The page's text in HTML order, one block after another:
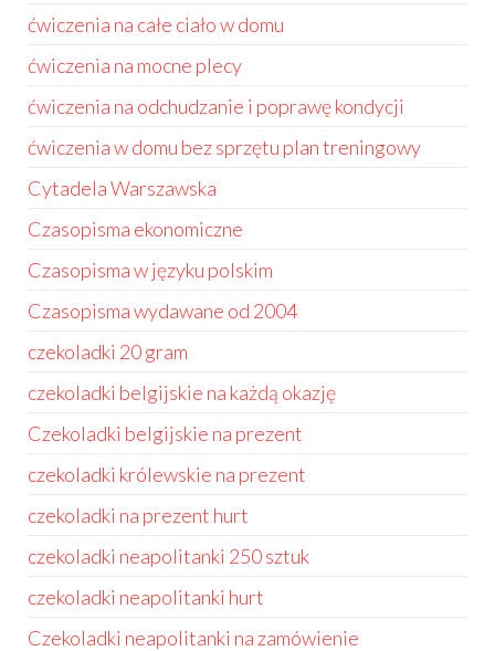
ćwiczenia na całe ciało w domu
ćwiczenia na mocne plecy
ćwiczenia na odchudzanie i poprawę kondycji
ćwiczenia w domu bez sprzętu plan treningowy
Cytadela Warszawska
Czasopisma ekonomiczne
Czasopisma w języku polskim
Czasopisma wydawane od 2004
czekoladki 20 gram
czekoladki belgijskie na każdą okazję
Czekoladki belgijskie na prezent
czekoladki królewskie na prezent
czekoladki na prezent hurt
czekoladki neapolitanki 250 sztuk
czekoladki neapolitanki hurt
Czekoladki neapolitanki na zamówienie